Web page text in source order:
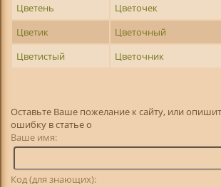
Цветень
Цветочек
Цветик
Цветочный
Цветистый
Цветочник
Оставьте Ваше пожелание к сайту, или
ошибку в статье о
Ваше имя:
Код (для знающих):